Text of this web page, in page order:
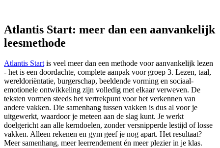
Atlantis Start: meer dan een aanvankelijk
leesmethode
Atlantis Startis veel meer dan een methode voor aanvankelijk lezen
- het is een doordachte, complete aanpak voor groep 3. Lezen, taal,
wereldoriëntatie, burgerschap, beeldende vorming en sociaal-
emotionele ontwikkeling zijn volledig met elkaar verweven. De
teksten vormen steeds het vertrekpunt voor het verkennen van
andere vakken. Die samenhang tussen vakken is dus al voor je
uitgewerkt, waardoor je meteen aan de slag kunt. Je werkt
doelgericht aan alle kerndoelen, zonder versnipperde lestijd of losse
vakken. Alleen rekenen en gym geef je nog apart. Het resultaat?
Meer samenhang, meer leerrendement én meer plezier in je klas.